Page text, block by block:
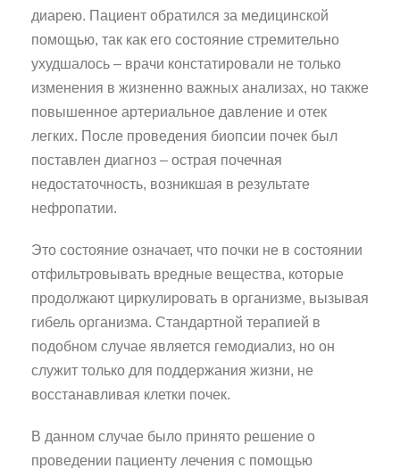
диарею. Пациент обратился за медицинской
помощью, так как его состояние стремительно
ухудшалось – врачи констатировали не только
изменения в жизненно важных анализах, но также
повышенное артериальное давление и отек
легких. После проведения биопсии почек был
поставлен диагноз – острая почечная
недостаточность, возникшая в результате
нефропатии.
Это состояние означает, что почки не в состоянии
отфильтровывать вредные вещества, которые
продолжают циркулировать в организме, вызывая
гибель организма. Стандартной терапией в
подобном случае является гемодиализ, но он
служит только для поддержания жизни, не
восстанавливая клетки почек.
В данном случае было принято решение о
проведении пациенту лечения с помощью